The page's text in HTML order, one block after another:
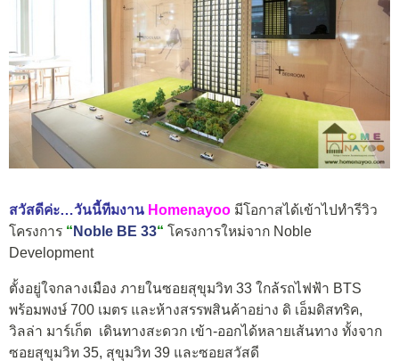
สวัสดีค่ะ…วันนี้ทีมงาน Homenayoo มีโอกาสได้เข้าไปทำรีวิว
โครงการ “ Noble BE 33“ โครงการใหม่จาก Noble
Development
ตั้งอยู่ใจกลางเมือง ภายในซอยสุขุมวิท 33 ใกล้รถไฟฟ้า BTS
พร้อมพงษ์ 700 เมตร และห้างสรรพสินค้าอย่าง ดิ เอ็มดิสทริค,
วิลล่า มาร์เก็ต เดินทางสะดวก เข้า-ออกได้หลายเส้นทาง ทั้งจาก
ซอยสุขุมวิท 35, สุขุมวิท 39 และซอยสวัสดี